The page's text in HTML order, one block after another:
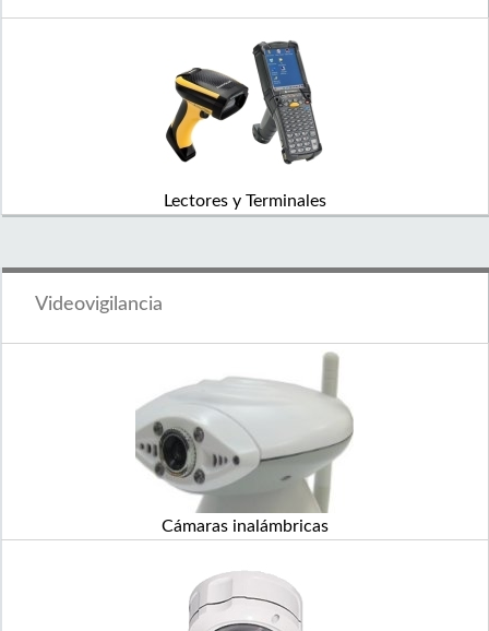
Lectores y Terminales
Videovigilancia
Cámaras inalámbricas